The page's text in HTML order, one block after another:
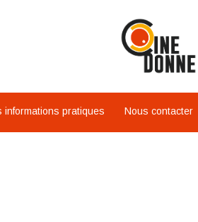
informations pratiques Nous contacter